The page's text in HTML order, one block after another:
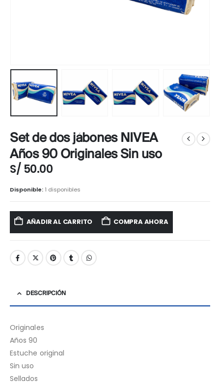
Set de dos jábones NIVEA
Años 90 Originales Sin uso
S/ 50.00
Disponible: 1 disponibles
AÑADIR AL CARRITO COMPRA AHORA
DESCRIPCIÓN
Originales
Años 90
Estuche original
Sin uso
Sellados